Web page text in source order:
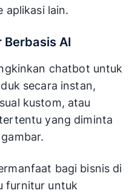
aplikasi lain.
Berbasis AI
chatbot untuk
secara instan,
kustom, atau
yang diminta
bagi bisnis di
furnitur untuk